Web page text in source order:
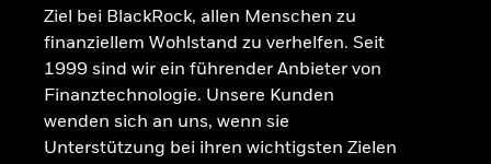
Ziel bei BlackRock, allen Menschen zu
finanziellem Wohlstand zu verhelfen. Seit
1999 sind wir ein führender Anbieter von
Finanztechnologie. Unsere Kunden
wenden sich an uns, wenn sie
Unterstützung bei ihren wichtigsten Zielen